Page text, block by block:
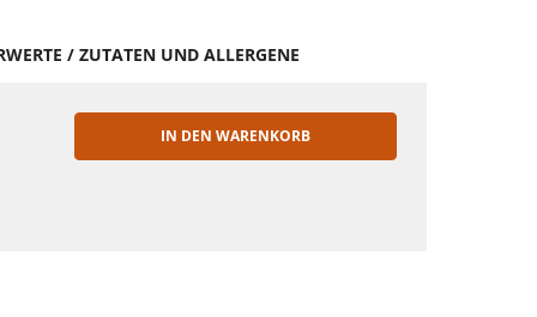
/ ZUTATEN UND ALLERGENE
IN DEN WARENKORB